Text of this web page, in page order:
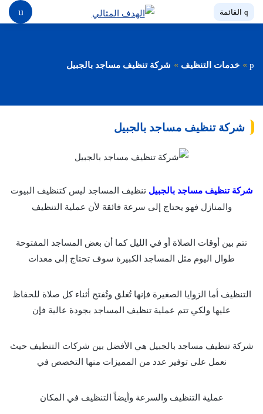
خدمات التنظيف شركة تنظيف مساجد بالجبيل
شركة تنظيف مساجد بالجبيل
شركة تنظيف مساجد بالجبيل تنظيف المساجد ليس كتنظيف البيوت
والمنازل فهو يحتاج إلى سرعة فائقة لأن عملية التنظيف
تتم بين أوقات الصلاة أو في الليل كما أن بعض المساجد المفتوحة
طوال اليوم مثل المساجد الكبيرة سوف تحتاج إلى معدات
التنظيف أما الزوايا الصغيرة فإنها تُغلق وتُفتح أثناء كل صلاة للحفاظ
عليها ولكي تتم عملية تنظيف المساجد بجودة عالية فإن
شركة تنظيف مساجد بالجبيل هي الأفضل بين شركات التنظيف حيث
نعمل على توفير عدد من المميزات منها التخصص في
عملية التنظيف والسرعة وأيضاً التنظيف في المكان